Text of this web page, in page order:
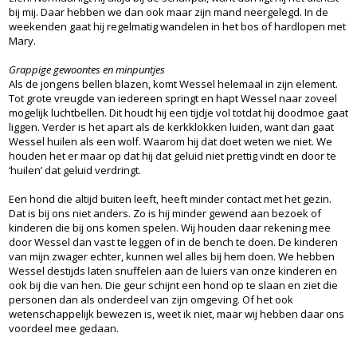
bij mij. Daar hebben we dan ook maar zijn mand neergelegd. In de
weekenden gaat hij regelmatig wandelen in het bos of hardlopen met
Mary.
Grappige gewoontes en minpuntjes
Als de jongens bellen blazen, komt Wessel helemaal in zijn element.
Tot grote vreugde van iedereen springt en hapt Wessel naar zoveel
mogelijk luchtbellen. Dit houdt hij een tijdje vol totdat hij doodmoe gaat
liggen. Verder is het apart als de kerkklokken luiden, want dan gaat
Wessel huilen als een wolf. Waarom hij dat doet weten we niet. We
houden het er maar op dat hij dat geluid niet prettig vindt en door te
‘huilen’ dat geluid verdringt.
Een hond die altijd buiten leeft, heeft minder contact met het gezin.
Dat is bij ons niet anders. Zo is hij minder gewend aan bezoek of
kinderen die bij ons komen spelen. Wij houden daar rekening mee
door Wessel dan vast te leggen of in de bench te doen. De kinderen
van mijn zwager echter, kunnen wel alles bij hem doen. We hebben
Wessel destijds laten snuffelen aan de luiers van onze kinderen en
ook bij die van hen. Die geur schijnt een hond op te slaan en ziet die
personen dan als onderdeel van zijn omgeving. Of het ook
wetenschappelijk bewezen is, weet ik niet, maar wij hebben daar ons
voordeel mee gedaan.